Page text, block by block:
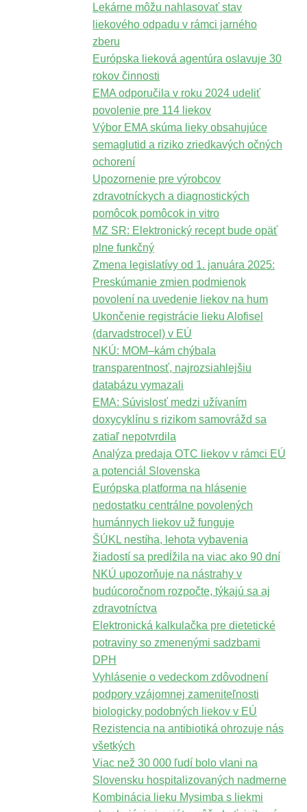
Lekárne môžu nahlasovať stav
liekového odpadu v rámci jarného
zberu
Európska lieková agentúra oslavuje 30
rokov činnosti
EMA odporučila v roku 2024 udeliť
povolenie pre 114 liekov
Výbor EMA skúma lieky obsahujúce
semaglutid a riziko zriedkavých očných
ochorení
Upozornenie pre výrobcov
zdravotníckych a diagnostických
pomôcok pomôcok in vitro
MZ SR: Elektronický recept bude opäť
plne funkčný
Zmena legislatívy od 1. januára 2025:
Preskúmanie zmien podmienok
povolení na uvedenie liekov na hum
Ukončenie registrácie lieku Alofisel
(darvadstrocel) v EÚ
NKÚ: MOM–kám chýbala
transparentnosť, najrozsiahlejšiu
databázu vymazali
EMA: Súvislosť medzi užívaním
doxycyklínu s rizikom samovrážd sa
zatiaľ nepotvrdila
Analýza predaja OTC liekov v rámci EÚ
a potenciál Slovenska
Európska platforma na hlásenie
nedostatku centrálne povolených
humánnych liekov už funguje
ŠÚKL nestíha, lehota vybavenia
žiadostí sa predĺžila na viac ako 90 dní
NKÚ upozorňuje na nástrahy v
budúcoročnom rozpočte, týkajú sa aj
zdravotníctva
Elektronická kalkulačka pre dietetické
potraviny so zmenenými sadzbami
DPH
Vyhlásenie o vedeckom zdôvodnení
podpory vzájomnej zameniteľnosti
biologicky podobných liekov v EÚ
Rezistencia na antibiotiká ohrozuje nás
všetkých
Viac než 30 000 ľudí bolo vlani na
Slovensku hospitalizovaných nadmerne
Kombinácia lieku Mysimba s liekmi